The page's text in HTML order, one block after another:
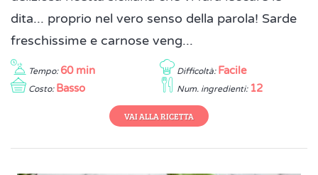
dita... proprio nel vero senso della parola! Sarde
freschissime e carnose veng...
Tempo: 60 min Difficoltà: Facile
Costo: Basso Num. ingredienti: 12
VAI ALLA RICETTA